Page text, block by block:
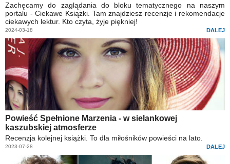
Zachęcamy do zaglądania do bloku tematycznego na naszym
portalu - Ciekawe Książki. Tam znajdziesz recenzje i rekomendacje
ciekawych lektur. Kto czyta, żyje piękniej!
2024-03-18 DALEJ
Powieść Spełnione Marzenia - w sielankowej
kaszubskiej atmosferze
Recenzja kolejnej książki. To dla miłośników powieści na lato.
2023-07-28 DALEJ